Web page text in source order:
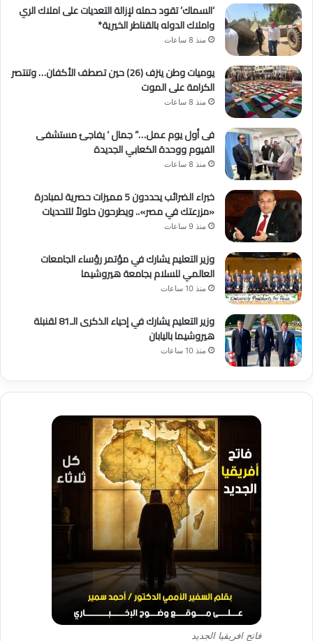
‘السماك’ تقود حمله لإزالة التعديات على املاك الري
واملاك الدوله بالقناطر الخيرية*
منذ 8 ساعات
يوميات وطن ينزف (26) حين تصطف الأكفان… وتنتصر
الكرامة على الموت
منذ 8 ساعات
فى أول يوم عمل…” جمال ‘ يفاجئ مستشفى
الفيوم ووحدة الكعابي الجديدة
منذ 8 ساعات
خبراء الضرائب يحددون 5 مميزات حصرية لمبادرة
«مزرعتك في مصر».. ويطرحون حلولاً للتحديات
منذ 9 ساعات
وزير التعليم يشارك في مؤتمر رؤساء الجامعات
العالمي للسلام بجامعة هيروشيما
منذ 10 ساعات
وزير التعليم يشارك في إحياء الذكرى الـ81 لقنبلة
هيروشيما باليابان
منذ 10 ساعات
فاتح افريقيا الجديد